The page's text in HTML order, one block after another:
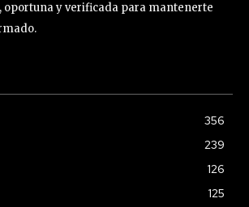
y verificada para mantenerte
356
239
126
125